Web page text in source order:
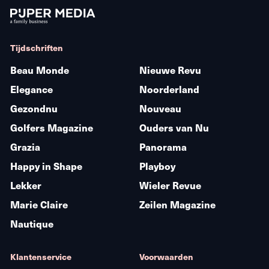
Tijdschriften
Beau Monde
Elegance
Gezondnu
Golfers Magazine
Grazia
Happy in Shape
Lekker
Marie Claire
Nautique
Nieuwe Revu
Noorderland
Nouveau
Ouders van Nu
Panorama
Playboy
Wieler Revue
Zeilen Magazine
Klantenservice Voorwaarden